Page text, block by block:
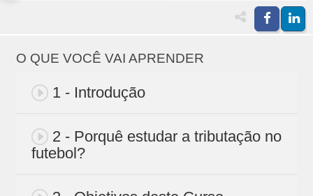
O QUE VOCÊ VAI APRENDER
1 - Introdução
2 - Porquê estudar a tributação no
futebol?